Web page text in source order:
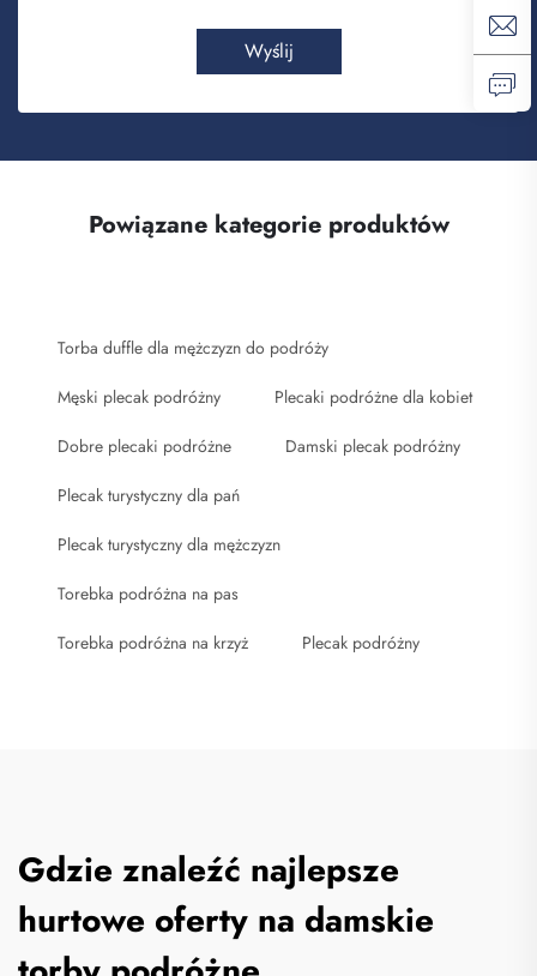
Wyślij
Powiązane kategorie produktów
Torba duffle dla mężczyzn do podróży
Męski plecak podróżny Plecaki podróżne dla kobiet
Dobre plecaki podróżne Damski plecak podróżny
Plecak turystyczny dla pań
Plecak turystyczny dla mężczyzn
Torebka podróżna na pas
Torebka podróżna na krzyż Plecak podróżny
Gdzie znaleźć najlepsze
hurtowe oferty na damskie